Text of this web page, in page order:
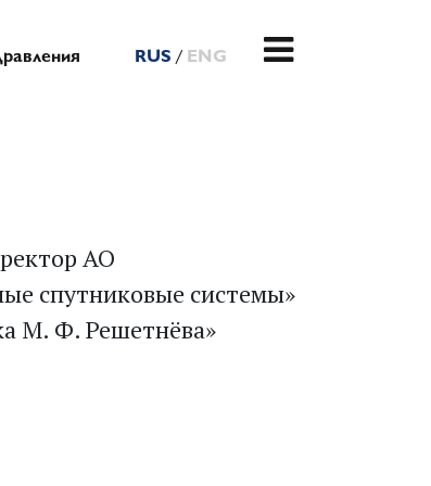
RUS / ENG
АО
спутниковые системы»
М. Ф. Решетнёва»